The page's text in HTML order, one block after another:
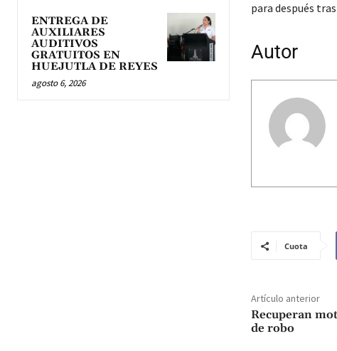
ENTREGA DE
AUXILIARES
AUDITIVOS
GRATUITOS EN
HUEJUTLA DE REYES
agosto 6, 2026
para después
Autor
Cuota
Artículo anterior
Recuperan
de robo